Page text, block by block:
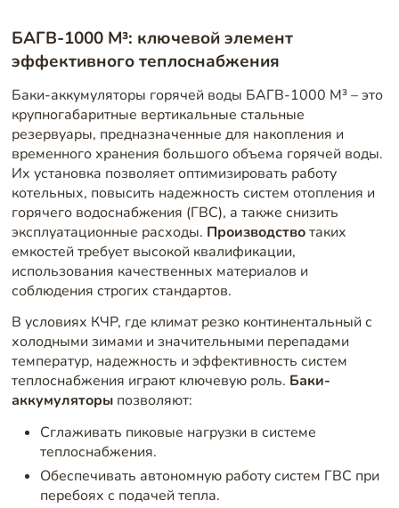
БАГВ-1000 М³: ключевой элемент
эффективного теплоснабжения
Баки-аккумуляторы горячей воды БАГВ-1000 М³ – это
крупногабаритные вертикальные стальные
резервуары, предназначенные для накопления и
временного хранения большого объема горячей воды.
Их установка позволяет оптимизировать работу
котельных, повысить надежность систем отопления и
горячего водоснабжения (ГВС), а также снизить
эксплуатационные расходы. Производствотаких
емкостей требует высокой квалификации,
использования качественных материалов и
соблюдения строгих стандартов.
В условиях КЧР, где климат резко континентальный с
холодными зимами и значительными перепадами
температур, надежность и эффективность систем
теплоснабжения играют ключевую роль. Баки-
аккумуляторыпозволяют:
Сглаживать пиковые нагрузки в системе
теплоснабжения.
Обеспечивать автономную работу систем ГВС при
перебоях с подачей тепла.